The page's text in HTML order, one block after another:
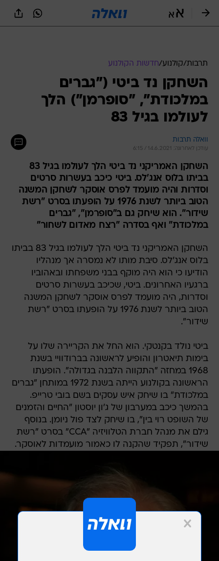
השחקן נד ביטי ("גברים
במלכודת", "סופרמן") הלך
לעולמו בגיל 83
וואלה תרבות
עודכן לאחרונה: 14.6.2021 / 6:15
וסדרות והיה מועמד לפרס אוסקר לשחקן המשנה
הטוב ביותר לשנת 1976 על הופעתו בסרט "רשת
שידור". הוא שיחק גם ב"סופרמן", "גברים
במלכודת" ואף בסדרה "רצח מאדום לשחור"
הודיעו כי הוא היה מוקף בבני משפחתו ובאהוביו
ברגעיו האחרונים. ביטי, שכיכב בעשרות סרטים
וסדרות, היה מועמד לפרס אוסקר לשחקן המשנה
הטוב ביותר לשנת 1976 על הופעתו בסרט "רשת
שידור".
ביטי נולד בקנטקי. הוא החל את הקריירה שלו על
1968 במחזה "התקווה הלבנה בגדולה". הופעתו
הראשונה בקולנוע הייתה בשנת 1972 במותחן "גברים
במלכודת" בו שיחק איש עסקים בשם בובי טרייפ.
בהמשך כיכב במערבון של ג'ון יוסטון "החיים והזמנים
של השופט רוי בין", בו שיחק לצד פול ניומן. בנוסף
גילם את מנהל חברת הטלוויזיה "CCA" בסרט "רשת
שידור", תפקיד שהקנה לו כאמור מועמדות לאוסקר.